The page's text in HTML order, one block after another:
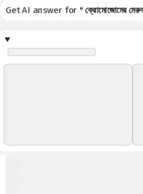
Get AI answer for "ক্রোমোজোমের